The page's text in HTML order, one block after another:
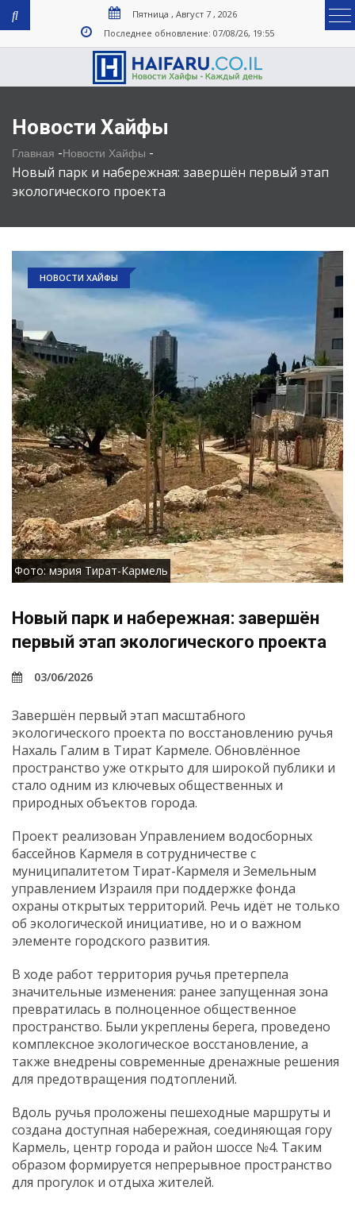
Пятница , Август 7 , 2026
Последнее обновление: 07/08/26, 19:55
Новости Хайфы
Главная -Новости Хайфы -
Новый парк и набережная: завершён первый этап
экологического проекта
НОВОСТИ ХАЙФЫ
Фото: мэрия Тират-Кармель
Новый парк и набережная: завершён
первый этап экологического проекта
03/06/2026
Завершён первый этап масштабного
экологического проекта по восстановлению ручья
Нахаль Галим в Тират Кармеле. Обновлённое
пространство уже открыто для широкой публики и
стало одним из ключевых общественных и
природных объектов города.
Проект реализован Управлением водосборных
бассейнов Кармеля в сотрудничестве с
муниципалитетом Тират-Кармеля и Земельным
управлением Израиля при поддержке фонда
охраны открытых территорий. Речь идёт не только
об экологической инициативе, но и о важном
элементе городского развития.
В ходе работ территория ручья претерпела
значительные изменения: ранее запущенная зона
превратилась в полноценное общественное
пространство. Были укреплены берега, проведено
комплексное экологическое восстановление, а
также внедрены современные дренажные решения
для предотвращения подтоплений.
Вдоль ручья проложены пешеходные маршруты и
создана доступная набережная, соединяющая гору
Кармель, центр города и район шоссе №4. Таким
образом формируется непрерывное пространство
для прогулок и отдыха жителей.